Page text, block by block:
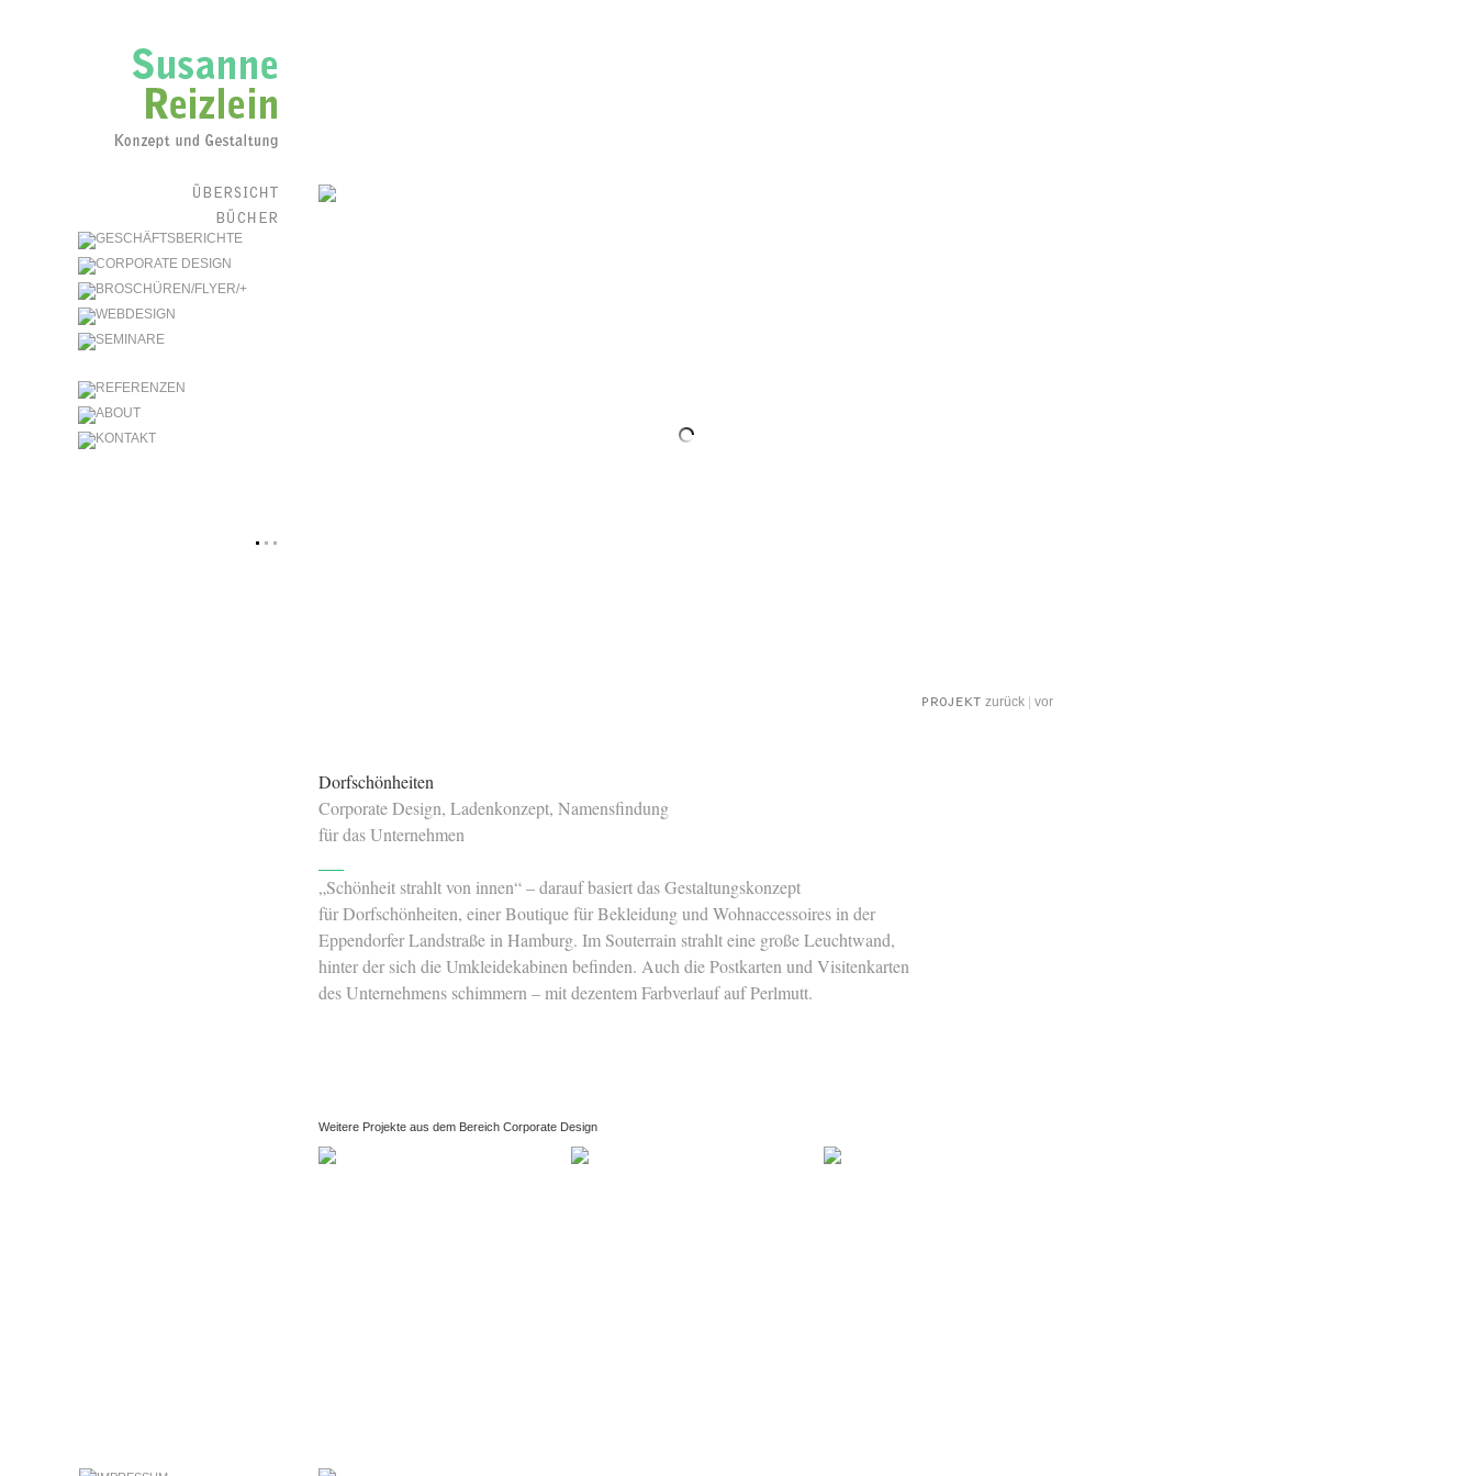
zurück vor
Dorfschönheiten
Corporate Design, Ladenkonzept, Namensfindung
für das Unternehmen
„Schönheit strahlt von innen“ – darauf basiert das Gestaltungskonzept
für Dorfschönheiten, einer Boutique für Bekleidung und Wohnaccessoires in der
Eppendorfer Landstraße in Hamburg. Im Souterrain strahlt eine große Leuchtwand,
hinter der sich die Umkleidekabinen befinden. Auch die Postkarten und Visitenkarten
des Unternehmens schimmern – mit dezentem Farbverlauf auf Perlmutt.
Weitere Projekte aus dem Bereich Corporate Design